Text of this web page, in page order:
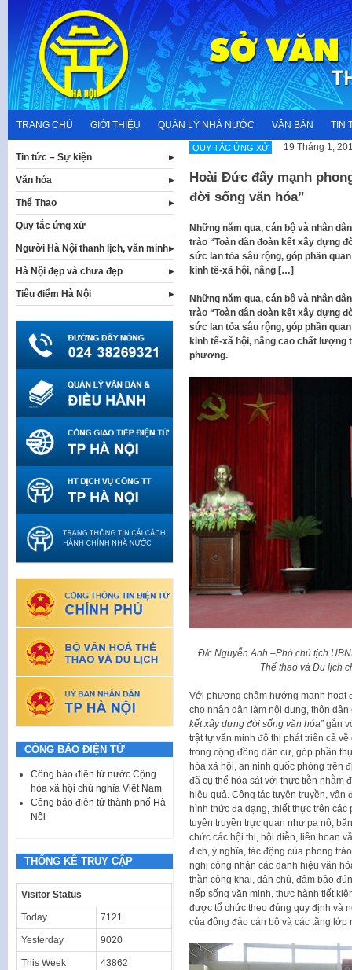
content
TRANG CHỦ GIỚI THIỆU QUẢN LÝ NHÀ NƯỚC VĂN BẢN TIN
QUY TẮC ỨNG XỬ 19 Tháng 1,
Hoài Đức đẩy mạnh
đời sống văn hóa”
Những năm qua, cán bộ và nhân
trào “Toàn dân đoàn kết xây dựng
sức lan tỏa sâu rộng, góp phần
kinh tế-xã hội, nâng […]
Những năm qua, cán bộ và nhân
trào “Toàn dân đoàn kết xây dựng
sức lan tỏa sâu rộng, góp phần
kinh tế-xã hội, nâng cao chất lượng
phương.
Đ/c Nguyễn Anh –Phó chủ tịch
Thể thao và Du lịch
Với phương châm hướng mạnh hoạt
cho nhân dân làm nội dung, thôn
kết xây dựng đời sống văn hóa”gắn
trật tự văn minh đô thị phát triển cả
trong cộng đồng dân cư, góp phần
hóa xã hội, an ninh quốc phòng trên
đã cụ thể hóa sát với thực tiễn nhằm
hiệu quả. Công tác tuyên truyền,
hình thức đa dạng, thiết thực trên
tuyên truyền trực quan như pa nô,
chức các hội thi, hội diễn, liên hoan
đích, ý nghĩa, tác động của phong
nghị công nhận các danh hiệu văn
thần công khai, dân chủ, đảm bảo
nếp sống văn minh, thực hành tiết
được tổ chức theo đúng quy định và
của đông đảo cán bộ và các tầng lớp
Tin tức – Sự kiện
Văn hóa
Thể Thao
Quy tắc ứng xử
Người Hà Nội thanh lịch, văn minh
Hà Nội đẹp và chưa đẹp
Tiêu điểm Hà Nội
CÔNG BÁO ĐIỆN TỬ
Công báo điện tử nước Cộng
hòa xã hội chủ nghĩa Việt Nam
Công báo điện tử thành phố Hà
Nội
THỐNG KÊ TRUY CẬP
Visitor Status
Today 7121
Yesterday 9020
This Week 43862